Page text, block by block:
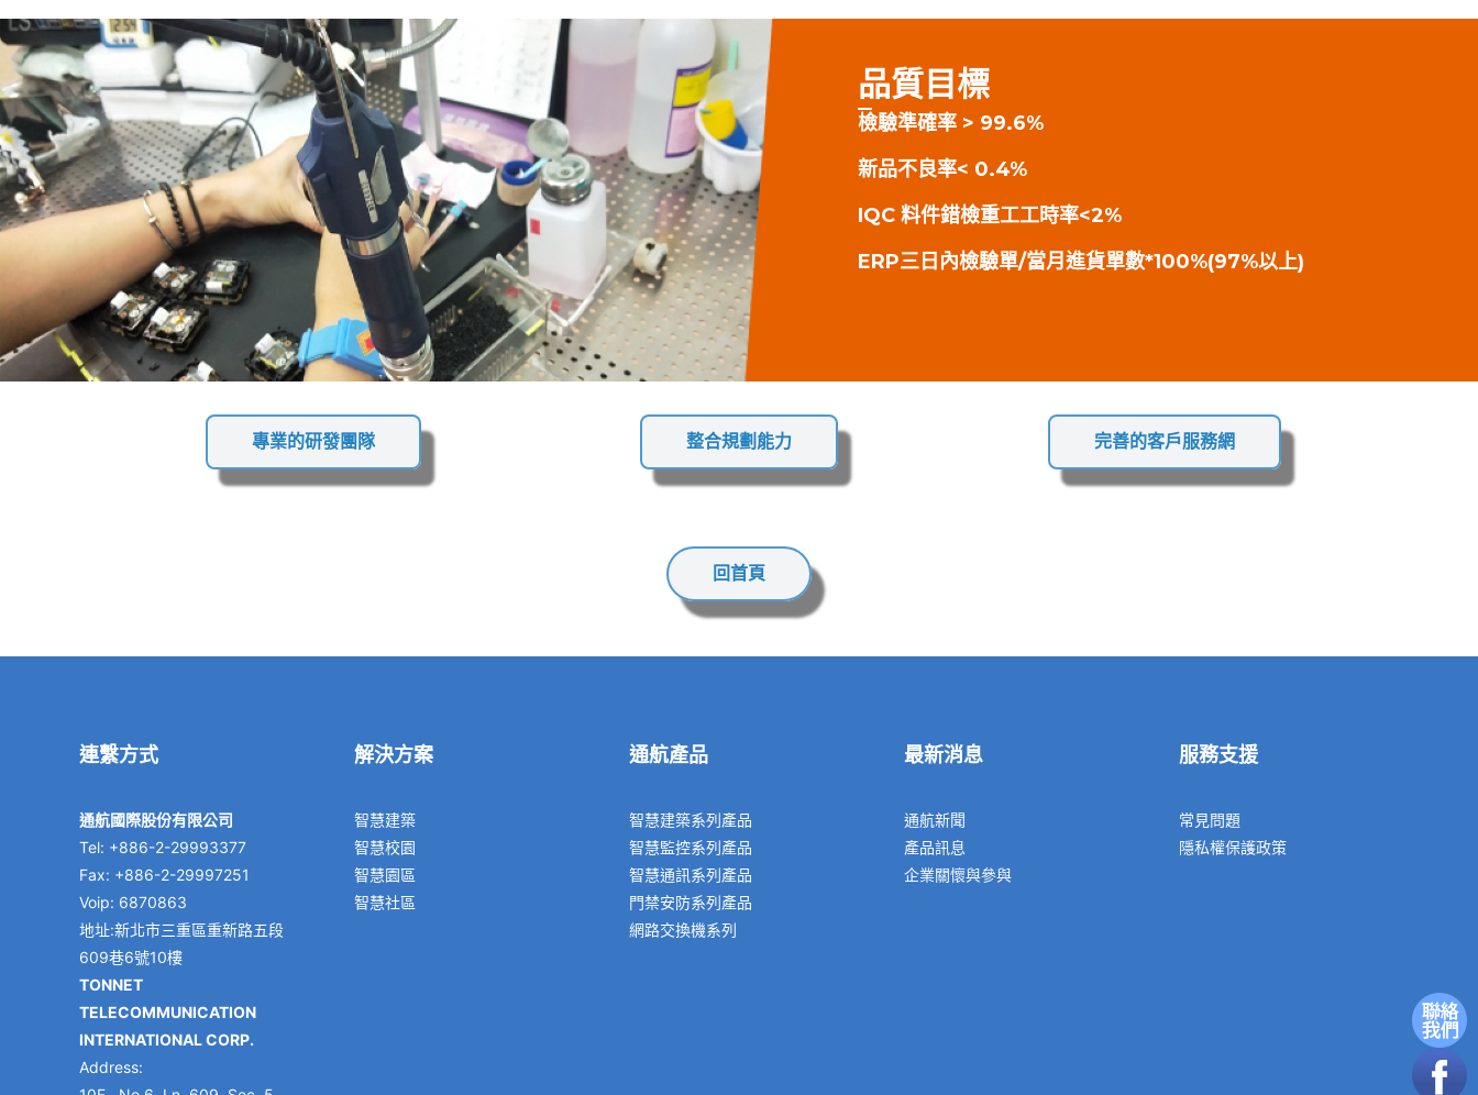
品質目標
檢驗準確率 > 99.6%
新品不良率< 0.4%
IQC 料件錯檢重工工時率<2%
ERP三日內檢驗單/當月進貨單數*100%(97%以上)
專業的研發團隊 整合規劃能力 完善的客戶服務網
回首頁
連繫方式
通航國際股份有限公司
Tel: +886-2-29993377
Fax: +886-2-29997251
Voip: 6870863
地址:新北市三重區重新路五段
609巷6號10樓
TONNET
TELECOMMUNICATION
INTERNATIONAL CORP.
Address:
解決方案
智慧建築
智慧校園
智慧園區
智慧社區
通航產品
智慧建築系列產品
智慧監控系列產品
智慧通訊系列產品
門禁安防系列產品
網路交換機系列
最新消息
通航新聞
產品訊息
企業關懷與參與
服務支援
常見問題
隱私權保護政策